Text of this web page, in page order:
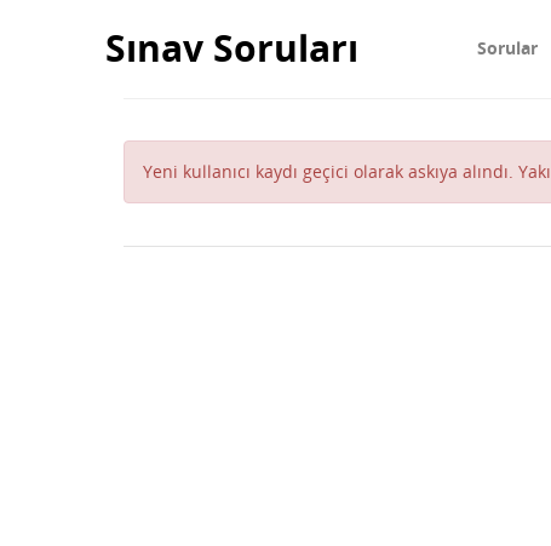
Sınav Soruları Sorular
Yeni kullanıcı kaydı geçici olarak askıya alındı.